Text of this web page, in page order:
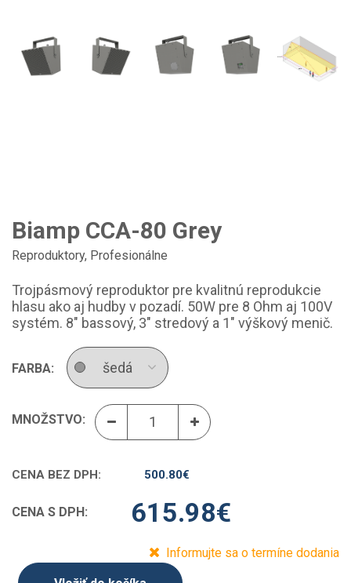
Biamp CCA-80 Grey
Reproduktory, Profesionálne
Trojpásmový reproduktor pre kvalitnú reprodukcie
hlasu ako aj hudby v pozadí. 50W pre 8 Ohm aj 100V
systém. 8" bassový, 3" stredový a 1" výškový menič.
FARBA:
MNOŽSTVO:
CENA BEZ DPH: 500.80€
CENA S DPH: 615.98€
Informujte sa o termíne dodania